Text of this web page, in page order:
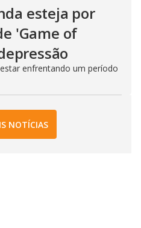
esteja por
'Game of
enfrentando um período
NOTÍCIAS